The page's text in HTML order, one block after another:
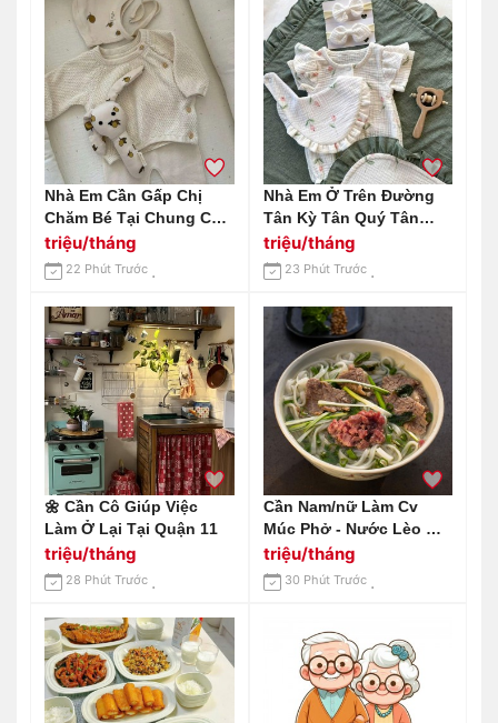
Nhà Em Cần Gấp Chị
Chăm Bé Tại Chung Cư
Celadon City, Quận Tân
Phú Lương 13 Triệu
triệu/tháng
22 Phút Trước
Nhà Em Ở Trên Đường
Tân Kỳ Tân Quý Tân
Phú Cần Gấp 1 Chị
Chăm Em Bé 9 Tháng
(cần Người Ở Lại Bao
Ăn Ở)
triệu/tháng
23 Phút Trước
🌼 Cần Cô Giúp Việc
Làm Ở Lại Tại Quận 11
triệu/tháng
28 Phút Trước
Cần Nam/nữ Làm Cv
Múc Phở - Nước Lèo Ở
Quận 1 - Làm Ở Lại
triệu/tháng
30 Phút Trước